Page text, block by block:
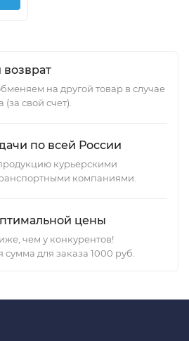
на другой товар в случае
свой счет).
по всей России
курьерскими
компаниями.
цены
чем у конкурентов!
для заказа 1000 руб.